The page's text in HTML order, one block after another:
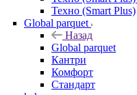
Техно (Smart Plus)
Global parquet
Назад
Global parquet
Кантри
Комфорт
Стандарт